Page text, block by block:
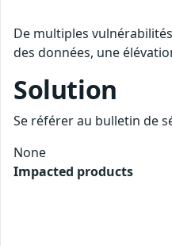
De multiples
des données, une
Solution
Se référer au bulletin de
None
Impacted products